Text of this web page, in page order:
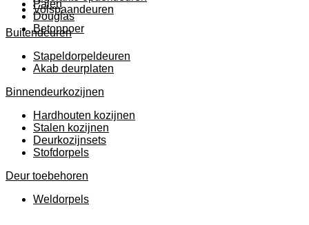
Palen
Douglas
Betonpoer
Volspaandeuren
Buitendeuren
Stapeldorpeldeuren
Akab deurplaten
Binnendeurkozijnen
Hardhouten kozijnen
Stalen kozijnen
Deurkozijnsets
Stofdorpels
Deur toebehoren
Weldorpels